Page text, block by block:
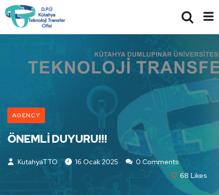
AGENCY
ÖNEMLİ DUYURU!!!
KutahyaTTO 16 Ocak 2025
0 Comments
68 Likes